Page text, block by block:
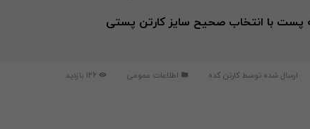
ارسال شده توسطکارتن کده اطلاعات عمومی